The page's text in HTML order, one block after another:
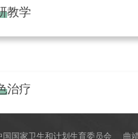
教学
治疗
国国家卫生和计划生育委员会 曲